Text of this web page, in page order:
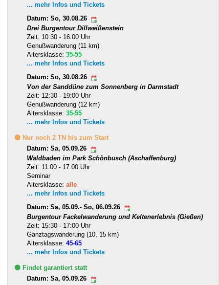
... mehr Infos und Tickets
Datum: So, 30.08.26
Drei Burgentour Dillweißenstein
Zeit: 10:30 - 16:00 Uhr
Genußwanderung (11 km)
Altersklasse: 35-55
... mehr Infos und Tickets
Datum: So, 30.08.26
Von der Sanddüne zum Sonnenberg in Darmstadt
Zeit: 12:30 - 19:00 Uhr
Genußwanderung (12 km)
Altersklasse: 35-55
... mehr Infos und Tickets
🟡 Nur noch 2 TN bis zum Start
Datum: Sa, 05.09.26
Waldbaden im Park Schönbusch (Aschaffenburg)
Zeit: 11:00 - 17:00 Uhr
Seminar
Altersklasse: alle
... mehr Infos und Tickets
Datum: Sa, 05.09.- So, 06.09.26
Burgentour Fackelwanderung und Keltenerlebnis (Gießen)
Zeit: 15:30 - 17:00 Uhr
Ganztagswanderung (10, 15 km)
Altersklasse: 45-65
... mehr Infos und Tickets
🟢 Findet garantiert statt
Datum: Sa, 05.09.26